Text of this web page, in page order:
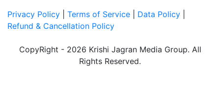
Privacy Policy
Terms of Service Data Policy
Refund & Cancellation Policy
CopyRight - 2026 Krishi Jagran Media Group. All
Rights Reserved.